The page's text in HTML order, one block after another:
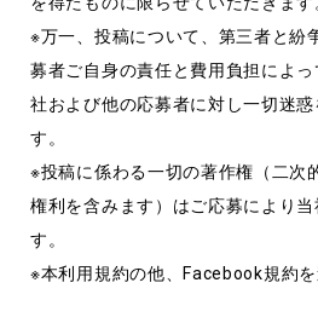
※万一、投稿について、第三者と紛
募者ご自身の責任と費用負担によ
社および他の応募者に対し一切迷
す。
※投稿に係わる一切の著作権（二次
権利を含みます）はご応募により
す。
※本利用規約の他、Facebook規約を